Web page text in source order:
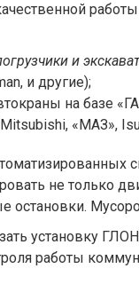
и
и другие);
на базе
«МАЗ»,
не только
остановки.
установку
работы